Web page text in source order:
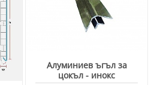
Алуминиев ъгъл за
цокъл - инокс